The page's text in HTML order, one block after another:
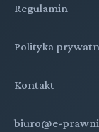
Regulamin
Polityka
Kontakt
biuro@e-